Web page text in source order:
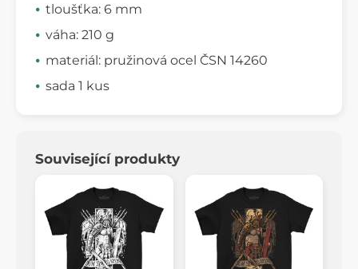
tloušťka: 6 mm
váha: 210 g
materiál: pružinová ocel ČSN 14260
sada 1 kus
Související produkty